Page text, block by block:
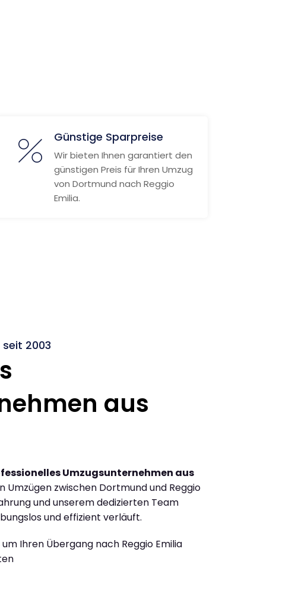
Günstige Sparpreise
Wir bieten Ihnen garantiert den
günstigen Preis für Ihren Umzug
von Dortmund nach Reggio
Emilia.
2003
aus
Umzugsunternehmen aus
Umzügen zwischen Dortmund und Reggio
und unserem dedizierten Team
und effizient verläuft.
um Ihren Übergang nach Reggio Emilia